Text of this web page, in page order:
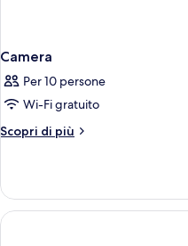
Camera
Per 10 persone
Wi-Fi gratuito
Scopri di più
Altri